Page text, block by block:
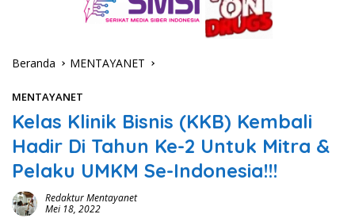
Beranda MENTAYANET
MENTAYANET
Kelas Klinik Bisnis (KKB) Kembali
Hadir Di Tahun Ke-2 Untuk Mitra &
Pelaku UMKM Se-Indonesia!!!
Redaktur Mentayanet
Mei 18, 2022